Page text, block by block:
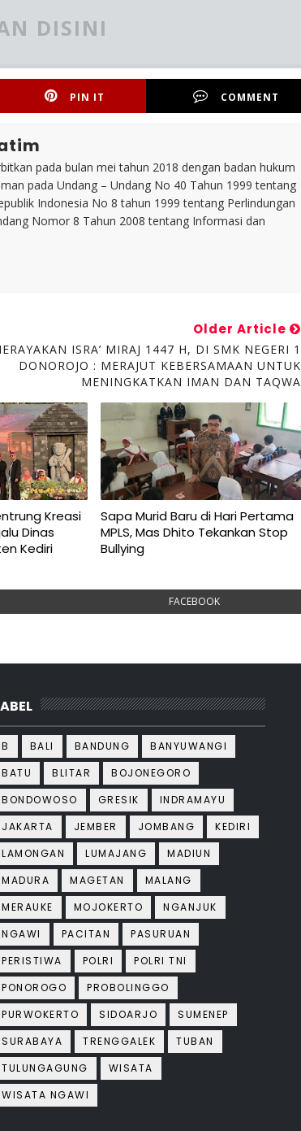
DISINI
PIN IT COMMENT
pada bulan mei tahun 2018 dengan badan hukum
pada Undang – Undang No 40 Tahun 1999 tentang
Indonesia No 8 tahun 1999 tentang Perlindungan
Nomor 8 Tahun 2008 tentang Informasi dan
Older Article
ISRA’ MIRAJ 1447 H, DI SMK NEGERI 1
DONOROJO : MERAJUT KEBERSAMAAN UNTUK
MENINGKATKAN IMAN DAN TAQWA
Kreasi
Dinas
Kediri
Sapa Murid Baru di Hari Pertama
MPLS, Mas Dhito Tekankan Stop
Bullying
FACEBOOK
B BALI BANDUNG
BANYUWANGI
BATU
BLITAR
BOJONEGORO
BONDOWOSO
GRESIK
INDRAMAYU
JAKARTA
JEMBER JOMBANG
KEDIRI
LAMONGAN
LUMAJANG
MADIUN
MADURA
MAGETAN
MALANG
MERAUKE
MOJOKERTO
NGANJUK
NGAWI
PACITAN
PASURUAN
PERISTIWA
POLRI
POLRI TNI
PONOROGO
PROBOLINGGO
PURWOKERTO
SIDOARJO
SUMENEP
SURABAYA
TRENGGALEK
TUBAN
TULUNGAGUNG
WISATA
WISATA NGAWI